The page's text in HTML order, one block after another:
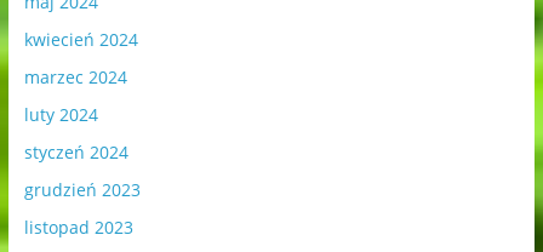
kwiecień 2024
marzec 2024
luty 2024
styczeń 2024
grudzień 2023
listopad 2023